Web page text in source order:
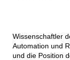
Wissenschaftler
Automation und
und die Position